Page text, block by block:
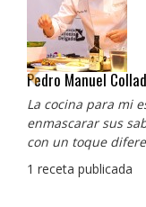
Pedro Manuel
La cocina para mi
enmascarar sus
con un toque
1 receta publicada